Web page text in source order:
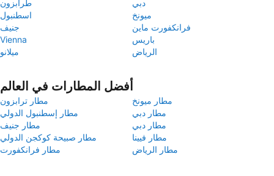
طرابزون
دبي
اسطنبول
ميونخ
جنيف
فرانكفورت ماين
Vienna
باريس
ميلانو
الرياض
أفضل المطارات في العالم
مطار ترابزون
مطار ميونخ
مطار إسطنبول الدولي
مطار دبي
مطار جنيف
مطار دبي
مطار صبيحة كوكجن الدولي
مطار فيينا
مطار فرانكفورت
مطار الرياض